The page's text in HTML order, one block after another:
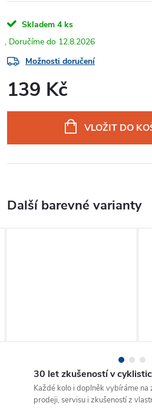
Skladem 4 ks
12.8.2026
Možnosti doručení
139 Kč
VLOŽIT DO
30 let zkušeností v
Každé kolo i doplněk vybíráme
prodeji, servisu i zkušeností z